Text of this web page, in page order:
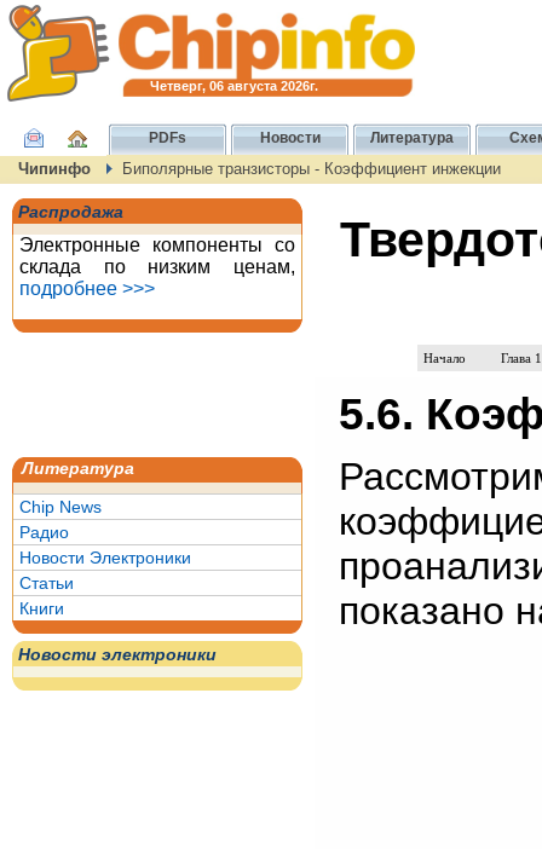
Четверг, 06 августа 2026г.
PDFs Новости Литература
Чипинфо Биполярные транзисторы - Коэффициент инжекции
Распродажа
Электронные компоненты со
склада по низким ценам,
подробнее >>>
Литература
Chip News
Радио
Новости Электроники
Статьи
Книги
Новости электроники
Начало Глава 1
5.6.
показано